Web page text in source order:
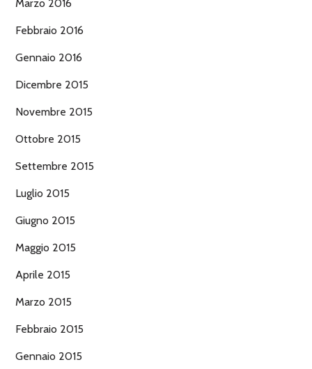
Marzo 2016
Febbraio 2016
Gennaio 2016
Dicembre 2015
Novembre 2015
Ottobre 2015
Settembre 2015
Luglio 2015
Giugno 2015
Maggio 2015
Aprile 2015
Marzo 2015
Febbraio 2015
Gennaio 2015